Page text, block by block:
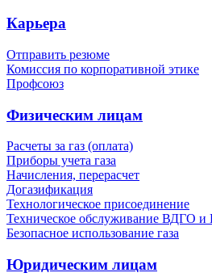
Карьера
Отправить резюме
Комиссия по корпоративной этике
Профсоюз
Физическим лицам
Расчеты за газ (оплата)
Приборы учета газа
Начисления, перерасчет
Догазификация
Технологическое присоединение
Техническое обслуживание ВДГО
Безопасное использование газа
Юридическим лицам